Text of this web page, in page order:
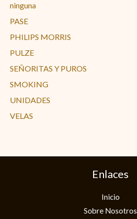
ninguna
PASE
PHILIPS MORRIS
PULZE
SEÑORITAS Y PUROS
SMOKING
UNIDADES
VELAS
Enlaces
Inicio
Sobre Nosotros